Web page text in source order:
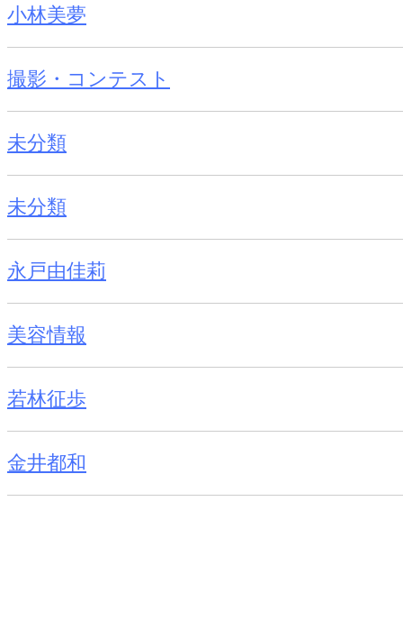
小林美夢
撮影・コンテスト
未分類
未分類
永戸由佳莉
美容情報
若林征歩
金井都和